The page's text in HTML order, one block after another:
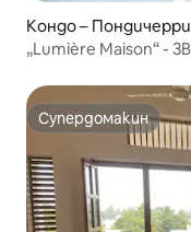
Кондо – Пондичерри
„Lumière Maison“ -
Супердомакин
Супердомакин